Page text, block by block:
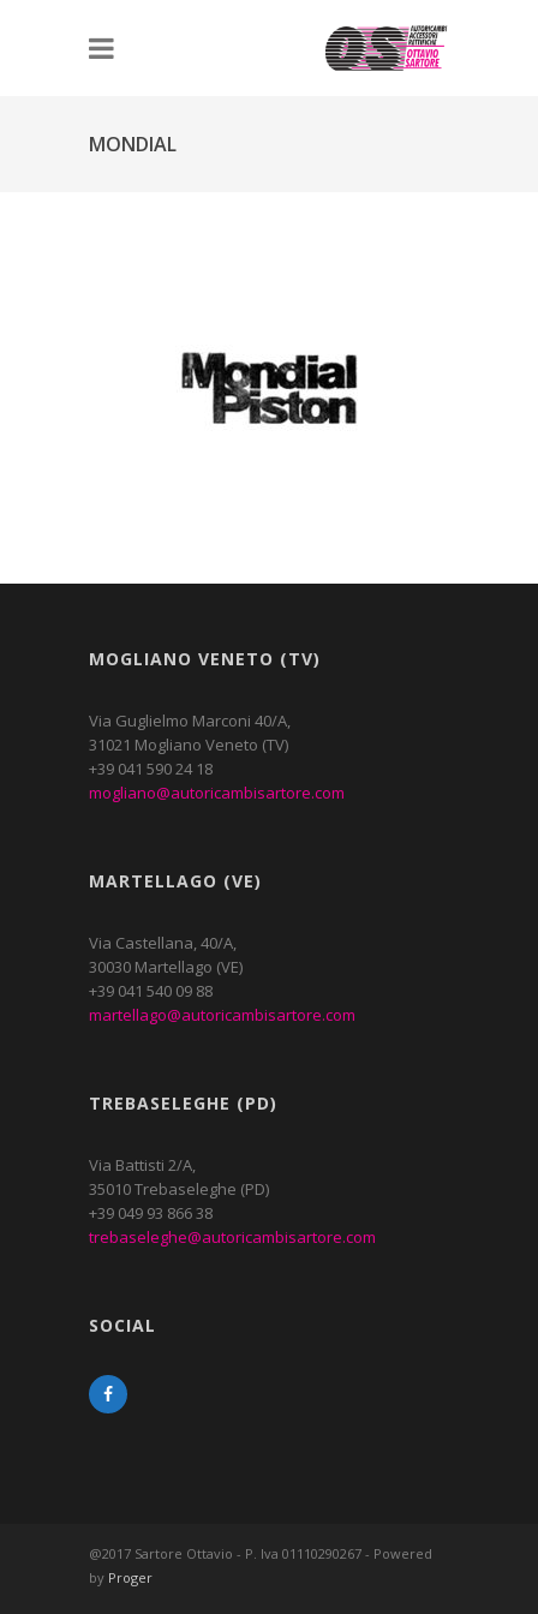
MONDIAL
MOGLIANO VENETO (TV)
Via Guglielmo Marconi 40/A,
31021 Mogliano Veneto (TV)
+39 041 590 24 18
mogliano@autoricambisartore.com
MARTELLAGO (VE)
Via Castellana, 40/A,
30030 Martellago (VE)
+39 041 540 09 88
martellago@autoricambisartore.com
TREBASELEGHE (PD)
Via Battisti 2/A,
35010 Trebaseleghe (PD)
+39 049 93 866 38
trebaseleghe@autoricambisartore.com
SOCIAL
@2017 Sartore Ottavio - P. Iva 01110290267 - Powered
by Proger